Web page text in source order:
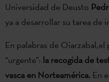
Universidad de Deusto
ya a desarrollar su tarea de
En palabras de
“urgente”: la recogida de
vasca en Norteamérica. En